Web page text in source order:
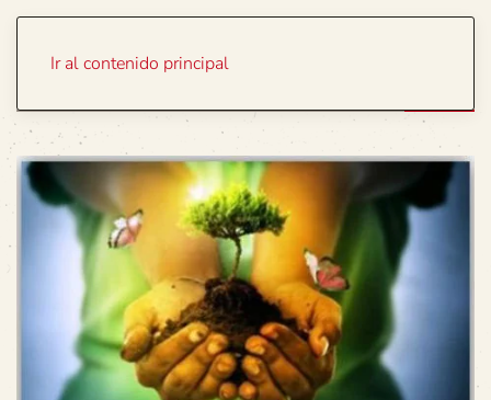
Ir al contenido principal